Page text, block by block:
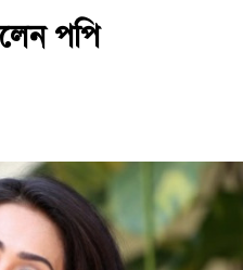
সারজিস-পাটোয়ারীসহ ১০ জনের
‘স্কুটি নাকি গোল্ড?’
১৫২২ পুলিশ সদস্যকে চাকরিতে
সার্ককে আরও গতিশীল করতে
প্রধানমন্ত্রীর সঙ্গে নবনিযুক্ত
জামায়াত ফেরেশতাদের দল নয়,
পপি